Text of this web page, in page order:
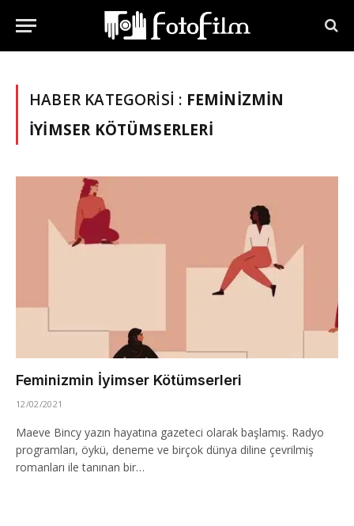
HABER KATEGORISI : FEMINIZMIN
İYIMSER KÖTÜMSERLERI
Feminizmin İyimser Kötümserleri
12/02/2021
Maeve Bincy yazın hayatına gazeteci olarak başlamış. Radyo
programları, öykü, deneme ve birçok dünya diline çevrilmiş
romanları ile tanınan bir…